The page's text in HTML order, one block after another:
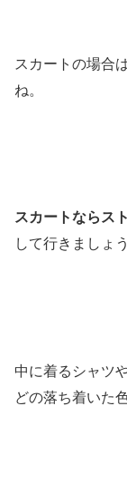
スカートの場合
ね。
スカートならス
して行きましょう
中に着るシャツ
どの落ち着いた